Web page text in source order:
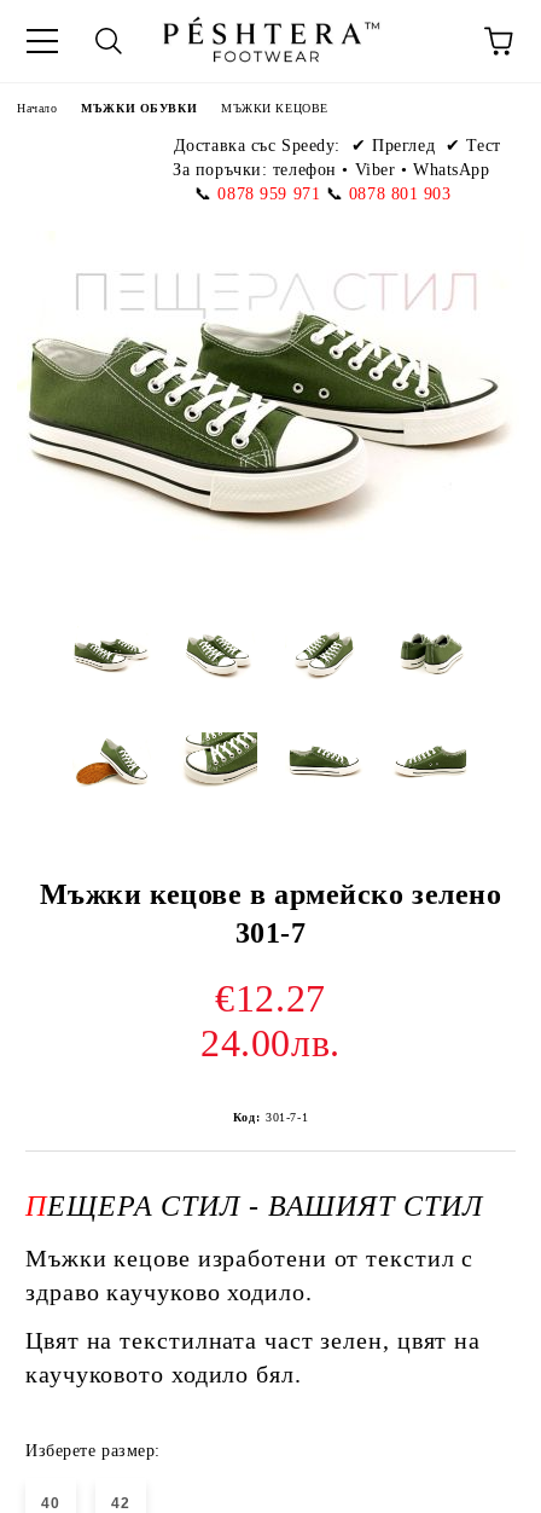
Начало МЪЖКИ ОБУВКИ МЪЖКИ КЕЦОВЕ
Доставка със Speedy:
✔ Преглед ✔ Тест
За поръчки: телефон• Viber • WhatsApp
📞 0878 959 971 📞 0878 801 903
Мъжки кецове в армейско зелено
301-7
€12.27
24.00лв.
Код: 301-7-1
ПЕЩЕРА СТИЛ - ВАШИЯТ СТИЛ
Мъжки кецове изработени от текстил с
здраво каучуково ходило.
Цвят на текстилната част зелен, цвят на
каучуковото ходило бял.
Изберете размер:
40 42